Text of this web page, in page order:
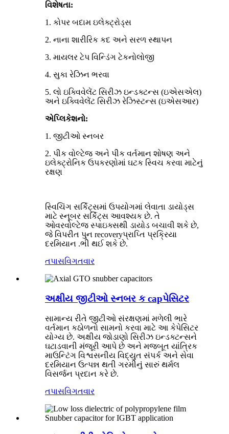
વિશેષતા:
1. કોપર બદામ ઇલેક્ટ્રોડ્સ
2. નાના શારીરિક કદ અને સરળ સ્થાપન
3. માયલર ટેપ વિન્ડિંગ ટેકનોલોજી
4. સુકા રેઝિન ભરવા
5. લો ઇક્વિવેલેંટ સિરીઝ ઇન્ડક્ટન્સ (ઇએસએલ)
અને ઇક્વિવેલેંટ સિરીઝ રેઝિસ્ટન્સ (ઇએસઆર)
એપ્લિકેશનો:
1. જીટીઓ સ્નબર
2. પીક વોલ્ટેજ અને પીક વર્તમાન શોષણ અને
ઇલેક્ટ્રોનિક ઉપકરણોમાં ઘટક સ્વિચ કરવા માટેનું
રક્ષણ
સ્વિચિંગ સર્કિટ્સમાં ઉપયોગમાં લેવાતા ડાયોડ્સ
માટે સ્નૂબર સર્કિટ્સ આવશ્યક છે. તે
ઓવરવોલ્ટેજ સ્પાઇક્સથી ડાયોડ બચાવી શકે છે,
જે વિપરીત પુન recoveryપ્રાપ્તિ પ્રક્રિયા
દરમિયાન .ભી થઈ શકે છે.
તપાસવિગતવાર
અક્ષીય જીટીઓ સ્નબર ક capપેસિટર
સામાન્ય રીતે જીટીઓ સંરક્ષણમાં મળેલી ભારે
વર્તમાન કઠોળનો સામનો કરવા માટે આ કેપેસિટર
યોગ્ય છે. અક્ષીય જોડાણો સિરીઝ ઇન્ડક્ટન્સને
ઘટાડવાની મંજૂરી આપે છે અને મજબૂત યાંત્રિક
માઉન્ટિંગ વિશ્વસનીય વિદ્યુત સંપર્ક અને સેવા
દરમિયાન ઉત્પન્ન થતી ગરમીનું સારું થર્મલ
વિસર્જન પ્રદાન કરે છે.
તપાસવિગતવાર